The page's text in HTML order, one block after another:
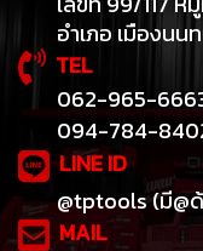
อำเภอ เมืองนนท
TEL
062-965-
094-784-
LINE ID
@tptools (มี@
MAIL